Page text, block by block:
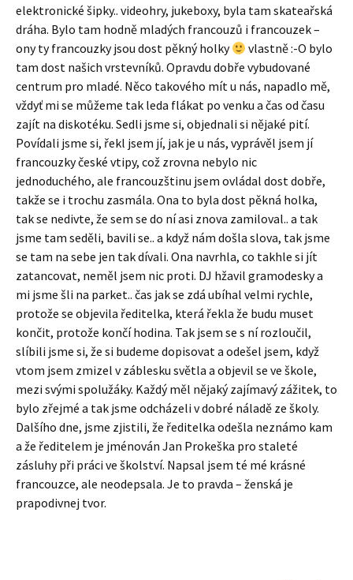
elektronické šipky.. videohry, jukeboxy, byla tam skateařská
dráha. Bylo tam hodně mladých francouzů i francouzek –
ony ty francouzky jsou dost pěkný holky
vlastně :-O bylo
tam dost našich vrstevníků. Opravdu dobře vybudované
centrum pro mladé. Něco takového mít u nás, napadlo mě,
vždyť mi se můžeme tak leda flákat po venku a čas od času
zajít na diskotéku. Sedli jsme si, objednali si nějaké pití.
Povídali jsme si, řekl jsem jí, jak je u nás, vyprávěl jsem jí
francouzky české vtipy, což zrovna nebylo nic
jednoduchého, ale francouzštinu jsem ovládal dost dobře,
takže se i trochu zasmála. Ona to byla dost pěkná holka,
tak se nedivte, že sem se do ní asi znova zamiloval.. a tak
jsme tam seděli, bavili se.. a když nám došla slova, tak jsme
se tam na sebe jen tak dívali. Ona navrhla, co takhle si jít
zatancovat, neměl jsem nic proti. DJ hžavil gramodesky a
mi jsme šli na parket.. čas jak se zdá ubíhal velmi rychle,
protože se objevila ředitelka, která řekla že budu muset
končit, protože končí hodina. Tak jsem se s ní rozloučil,
slíbili jsme si, že si budeme dopisovat a odešel jsem, když
vtom jsem zmizel v záblesku světla a objevil se ve škole,
mezi svými spolužáky. Každý měl nějaký zajímavý zážitek, to
bylo zřejmé a tak jsme odcházeli v dobré náladě ze školy.
Dalšího dne, jsme zjistili, že ředitelka odešla neznámo kam
a že ředitelem je jménován Jan Prokeška pro staleté
zásluhy při práci ve školství. Napsal jsem té mé krásné
francouzce, ale neodepsala. Je to pravda – ženská je
prapodivnej tvor.